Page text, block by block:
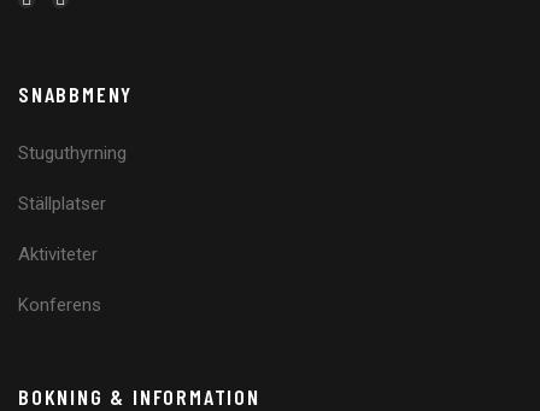
SNABBMENY
Stuguthyrning
Ställplatser
Aktiviteter
Konferens
BOKNING & INFORMATION